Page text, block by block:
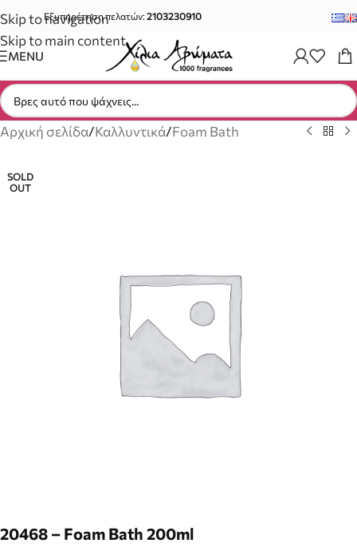
Skip to navigation
Skip to main content
Εξυπηρέτηση πελατών:2103230910
MENU
Αρχική σελίδα/Καλλυντικά/Foam Bath
SOLD
OUT
20468 – Foam Bath 200ml